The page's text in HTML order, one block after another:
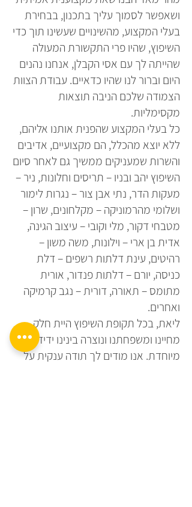
ושאפשר לסמוך עליך בתכנון, בבחירת
בעלי המקצוע, מהשינויים שעשינו תוך כדי
השיפוץ, שהיו פרי התקשורת המעולה
שהייתה לך עם אסי הקבלן, אנחנו נהנים
היום וברור לנו שהיו כדאיים. עבודת הצוות
הצמודה שלכם הניבה תוצאות
מקסימליות.
כל בעלי המקצוע שהפנית אותנו אליהם,
ללא יוצא מהכלל, הם מקצועיים, אדיבים
והשרות שמעניקים ממשיך גם לאחר סיום
השיפוץ יהב ובניו – תריסים וחלונות, ניר –
מעקות הדר, נתי אבן צור – נגרות לימור
ושלומי מהרמוניקה – מקלחונים, שרון –
מטבחי דקור, מלי וקובי – עיצוב הגינה,
אדית בן ארי – וילונות, משה משון –
רהיטים, עינת דלתות רשפים – דלת
כניסה, יורם – דלתות פנדור, אורית
מתומס – תאורה, דורית – נגב קרמיקה
ואחרים.
ליאת, בכל תקופת השיפוץ היית חלק
מחיינו ומשפחתנו ונוצרה בינינו ידידות
מיוחדת. אנו מודים לך תודה ענקית על